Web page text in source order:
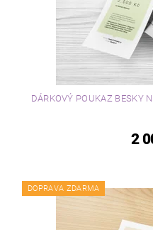
DÁRKOVÝ POUKAZ BESKY
2
DOPRAVA ZDARMA